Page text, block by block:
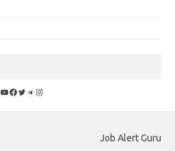
YouTube
Facebook
Twitter
Telegram
Instagram
Job Alert Guru